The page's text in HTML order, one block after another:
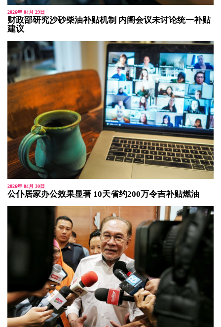
2026年 04月 29日
财政部研究沙砂柴油补贴机制 内阁会议未讨论统一补贴
建议
2026年 04月 30日
公仆居家办公效果显著 10天省约200万令吉补贴燃油